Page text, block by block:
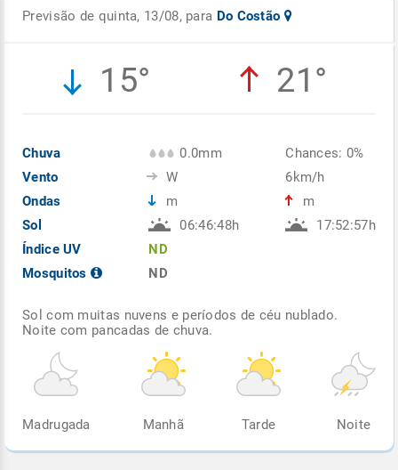
Previsão de quinta, 13/08, para Do Costão
15° 21°
Chuva
Vento
Ondas
Sol
Índice UV
Mosquitos
0.0mm
W
m
06:46:48h
ND
ND
Chances: 0%
6km/h
m
17:52:57h
Sol com muitas nuvens e períodos de céu nublado.
Noite com pancadas de chuva.
Madrugada Manhã Tarde Noite